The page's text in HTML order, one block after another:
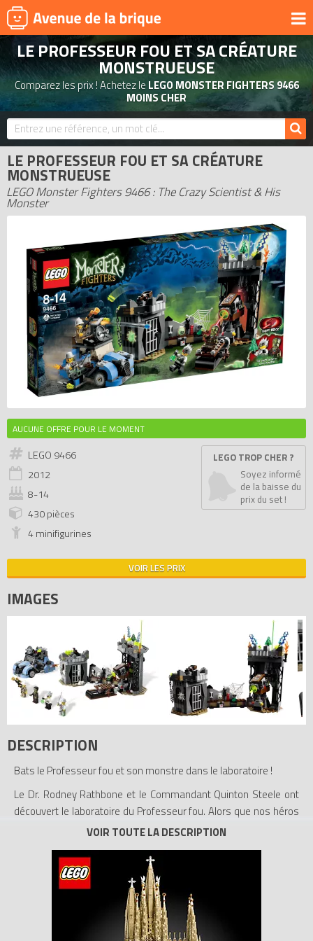
UNIVERS
PRODUITS DÉRIVÉS
NOUVEAUTÉS
LEGO 2026
BONS PLANS
ASSOCIATIONS DE FANS
LEGO LES PLUS CHERS
DERNIERS LEGO AJOUTÉS
LE PROFESSEUR FOU ET SA CRÉATURE
MONSTRUEUSE
Comparez les prix ! Achetez le LEGO MONSTER FIGHTERS 9466
MOINS CHER
LE PROFESSEUR FOU ET SA CRÉATURE
MONSTRUEUSE
LEGO Monster Fighters 9466 : The Crazy Scientist & His
Monster
AUCUNE OFFRE POUR LE MOMENT
LEGO 9466
2012
8-14
430 pièces
4 minifigurines
LEGO TROP CHER ?
Soyez informé
de la baisse du
prix du set !
VOIR LES PRIX
IMAGES
DESCRIPTION
Bats le Professeur fou et son monstre dans le laboratoire !
Le Dr. Rodney Rathbone et le Commandant Quinton Steele ont
découvert le laboratoire du Professeur fou. Alors que nos héros
s'emparent de la pierre de lune, l'ignoble professeur donne vie à
voiture ou bien le monstre du Professeur fou va-t-il gagner le
combat et les emprisonner dans le laboratoire ? C'est à toi de
• Inclut 4 figurines : Rodney Rathbone, Quinton Steele, le
professeur fou et son monstre